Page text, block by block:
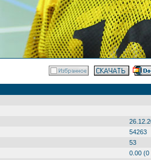
54263
53
0.00 (0